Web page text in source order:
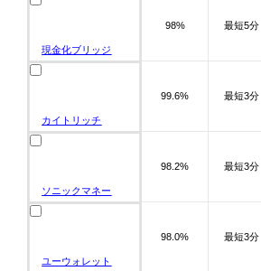
現金化ブリッジ
98% 最短5分
カイトリッチ
99.6% 最短3分
ソニックマネー
98.2% 最短3分
ユーウォレット
98.0% 最短3分